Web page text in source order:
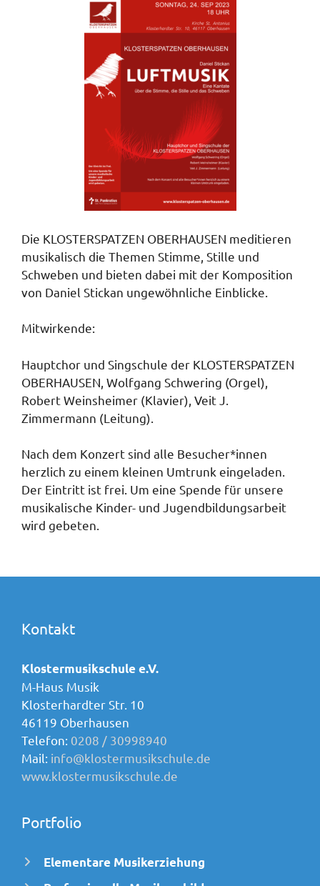
Die KLOSTERSPATZEN OBERHAUSEN meditieren
musikalisch die Themen Stimme, Stille und
Schweben und bieten dabei mit der Komposition
von Daniel Stickan ungewöhnliche Einblicke.
Mitwirkende:
Hauptchor und Singschule der KLOSTERSPATZEN
OBERHAUSEN, Wolfgang Schwering (Orgel),
Robert Weinsheimer (Klavier), Veit J.
Zimmermann (Leitung).
Nach dem Konzert sind alle Besucher*innen
herzlich zu einem kleinen Umtrunk eingeladen.
Der Eintritt ist frei. Um eine Spende für unsere
musikalische Kinder- und Jugendbildungsarbeit
wird gebeten.
Kontakt
Klostermusikschule e.V.
M-Haus Musik
Klosterhardter Str. 10
46119 Oberhausen
Telefon: 0208 / 30998940
Mail: info@klostermusikschule.de
www.klostermusikschule.de
Portfolio
Elementare Musikerziehung